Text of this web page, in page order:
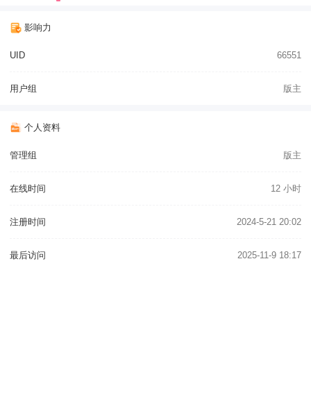
影响力
UID 66551
用户组 版主
个人资料
管理组 版主
在线时间 12 小时
注册时间 2024-5-21 20:02
最后访问 2025-11-9 18:17